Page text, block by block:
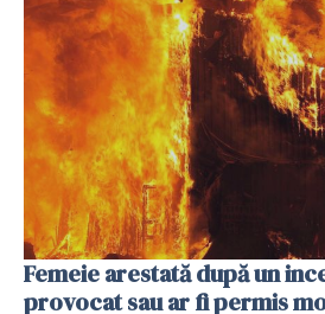
Femeie arestată după un
provocat sau ar fi permis